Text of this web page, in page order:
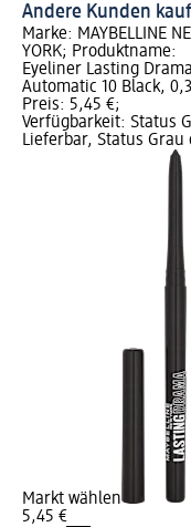
Andere Kunden
Marke: MAYBELLINE
YORK; Produktname:
Eyeliner Lasting Drama
Automatic 10 Black,
Preis: 5,45 €;
Verfügbarkeit: Status
Lieferbar, Status Grau
Markt wählen
5,45 €